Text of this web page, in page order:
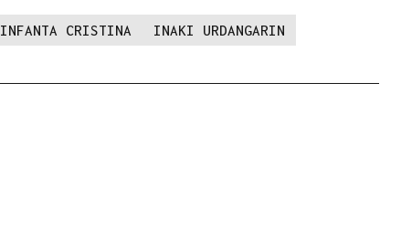
INFANTA CRISTINA INAKI URDANGARIN